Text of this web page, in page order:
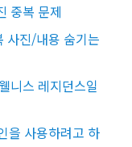
중복 문제
사진/내용 숨기는
니스 레지던스일
을 사용하려고 하